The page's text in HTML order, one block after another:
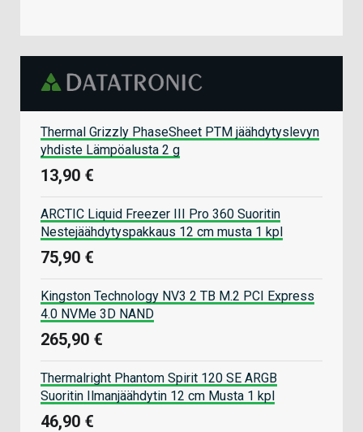
Thermal Grizzly PhaseSheet PTM jäähdytyslevyn
yhdiste Lämpöalusta 2 g
13,90 €
ARCTIC Liquid Freezer III Pro 360 Suoritin
Nestejäähdytyspakkaus 12 cm musta 1 kpl
75,90 €
Kingston Technology NV3 2 TB M.2 PCI Express
4.0 NVMe 3D NAND
265,90 €
Thermalright Phantom Spirit 120 SE ARGB
Suoritin Ilmanjäähdytin 12 cm Musta 1 kpl
46,90 €